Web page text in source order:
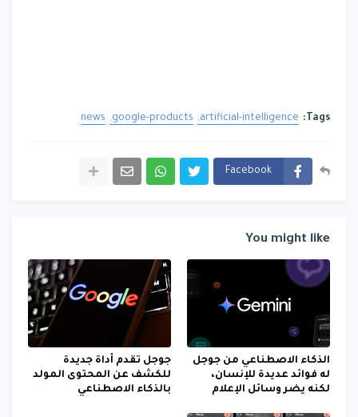
Tags:
artificial-intelligence
google-products
news
Facebook
You might like
الذكاء الاصطناعي من جوجل
له فوائد عديدة للإنسان،
لكنه يضر وسائل الإعلام
جوجل تقدم أداة جديدة
للكشف عن المحتوى المولد
بالذكاء الاصطناعي